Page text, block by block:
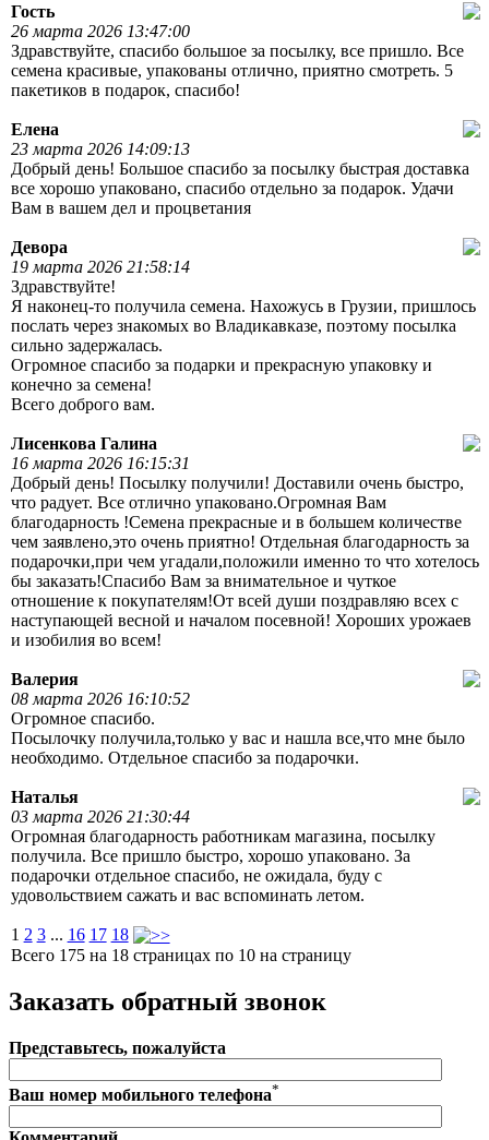
Гость
26 марта 2026 13:47:00
Здравствуйте, спасибо большое за посылку, все пришло. Все
семена красивые, упакованы отлично, приятно смотреть. 5
пакетиков в подарок, спасибо!
Елена
23 марта 2026 14:09:13
Добрый день! Большое спасибо за посылку быстрая доставка
все хорошо упаковано, спасибо отдельно за подарок. Удачи
Вам в вашем дел и процветания
Девора
19 марта 2026 21:58:14
Здравствуйте!
Я наконец-то получила семена. Нахожусь в Грузии, пришлось
послать через знакомых во Владикавказе, поэтому посылка
сильно задержалась.
Огромное спасибо за подарки и прекрасную упаковку и
конечно за семена!
Всего доброго вам.
Лисенкова Галина
16 марта 2026 16:15:31
Добрый день! Посылку получили! Доставили очень быстро,
что радует. Все отлично упаковано.Огромная Вам
благодарность !Семена прекрасные и в большем количестве
чем заявлено,это очень приятно! Отдельная благодарность за
подарочки,при чем угадали,положили именно то что хотелось
бы заказать!Спасибо Вам за внимательное и чуткое
отношение к покупателям!От всей души поздравляю всех с
наступающей весной и началом посевной! Хороших урожаев
и изобилия во всем!
Валерия
08 марта 2026 16:10:52
Огромное спасибо.
Посылочку получила,только у вас и нашла все,что мне было
необходимо. Отдельное спасибо за подарочки.
Наталья
03 марта 2026 21:30:44
Огромная благодарность работникам магазина, посылку
получила. Все пришло быстро, хорошо упаковано. За
подарочки отдельное спасибо, не ожидала, буду с
удовольствием сажать и вас вспоминать летом.
1 2 3 ... 16 17 18
Всего 175 на 18 страницах по 10 на страницу
Заказать обратный звонок
Представьтесь, пожалуйста
Ваш номер мобильного телефона*